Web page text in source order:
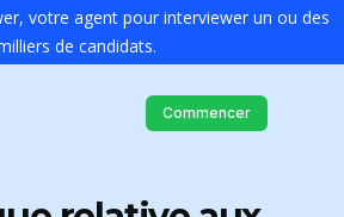
votre agent pour interviewer un ou des
de candidats.
Commencer